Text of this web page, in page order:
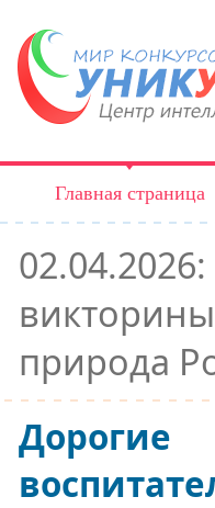
Главная страница
природа